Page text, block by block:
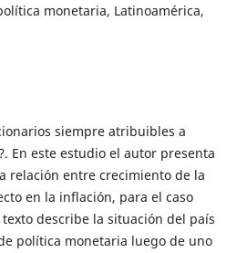
monetaria, Latinoamérica,
siempre atribuibles a
En este estudio el autor presenta
relación entre crecimiento de la
en la inflación, para el caso
describe la situación del país
política monetaria luego de uno